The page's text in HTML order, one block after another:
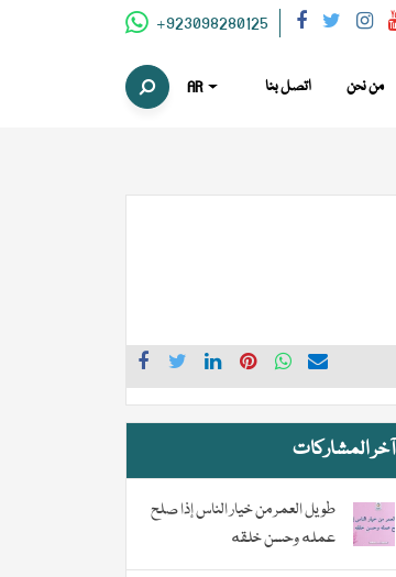
+923098280125
من نحن اتصل بنا AR
آخر المشاركات
طويل العمر من خيار الناس إذا صلح
عمله وحسن خلقه